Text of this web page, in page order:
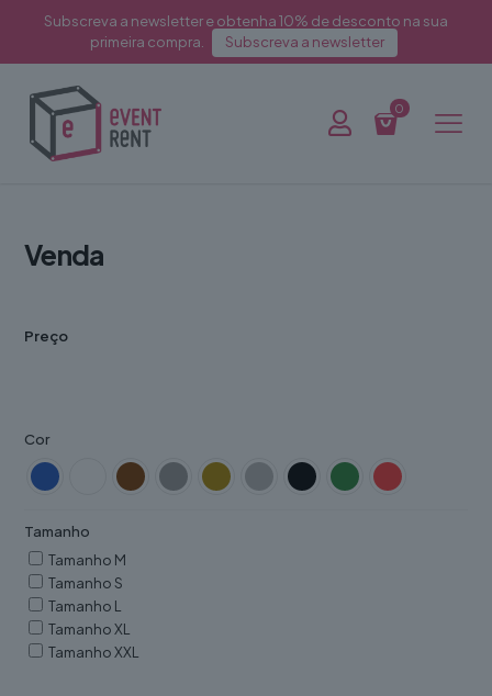
Subscreva a newsletter e obtenha 10% de desconto na sua
primeira compra.
Subscreva a newsletter
0
Venda
Preço
Cor
Tamanho
Tamanho M
Tamanho S
Tamanho L
Tamanho XL
Tamanho XXL